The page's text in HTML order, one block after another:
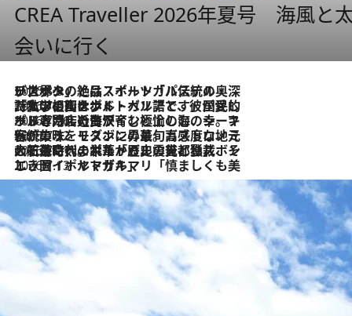
CREA Traveller 2026年夏号 海風と
会いに行く
2026.8.8
リスボンの絶品スイーツ「パステル・デ・ナタ」とは？ポルトガル伝統の奥深い世界へ
2026.7.27
「私の祖国はポルトガル語です」国民的詩人フェルナンド・ペソアと、彼が愛した文学の街を歩く
2026.7.26
ポルトガル近海が育む極上の海の幸。キリリと冷えた白ワインと愉しむ、シーフード専門店の贅沢
2026.7.22
伝統の味をモダンに昇華。高感度な地元客が集う、リスボンの最旬ガストロノミー
2026.7.21
大航海時代の栄華から、震災、独裁、そして革命へ。ポルトガル・首都リスボンの石畳に刻まれた「歴史の光と影」
2026.7.13
エッセイ・ヤマザキマリ「慎ましくも美しき国 ポルトガル」